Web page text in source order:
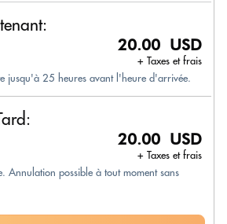
20.00 USD
+ Taxes et frais
jusqu'à 25 heures avant l'heure d'arrivée.
20.00 USD
+ Taxes et frais
Annulation possible à tout moment sans